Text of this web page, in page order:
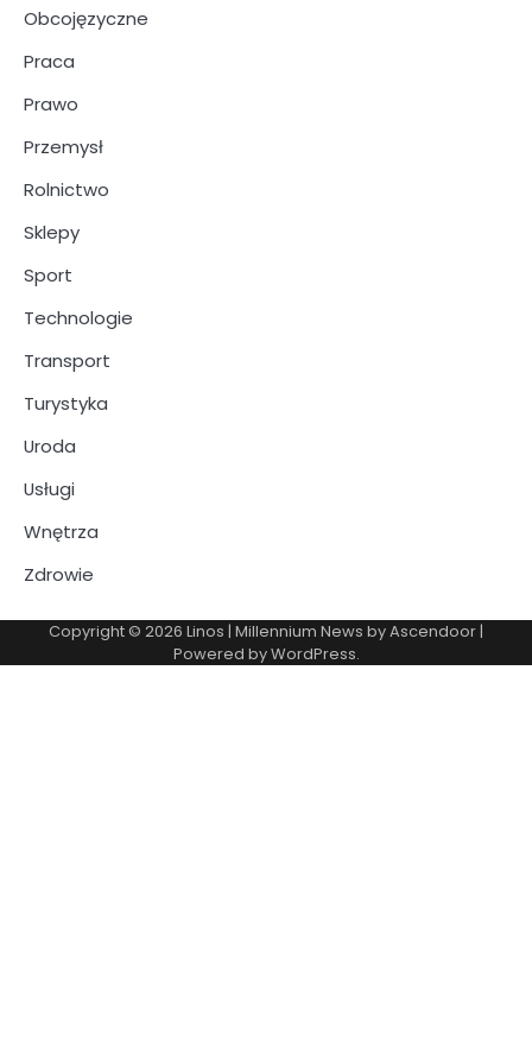
Obcojęzyczne
Praca
Prawo
Przemysł
Rolnictwo
Sklepy
Sport
Technologie
Transport
Turystyka
Uroda
Usługi
Wnętrza
Zdrowie
Copyright © 2026 Linos | Millennium News byAscendoor|
Powered byWordPress.